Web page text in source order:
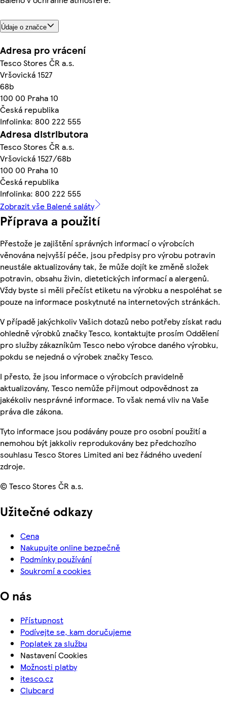
Údaje o značce
Adresa pro vrácení
Tesco Stores ČR a.s.
Vršovická 1527
68b
100 00 Praha 10
Česká republika
Infolinka: 800 222 555
Adresa distributora
Tesco Stores ČR a.s.
Vršovická 1527/68b
100 00 Praha 10
Česká republika
Infolinka: 800 222 555
Zobrazit vše Balené saláty
Příprava a použití
Přestože je zajištění správných informací o výrobcích
věnována nejvyšší péče, jsou předpisy pro výrobu potravin
neustále aktualizovány tak, že může dojít ke změně složek
potravin, obsahu živin, dietetických informací a alergenů.
Vždy byste si měli přečíst etiketu na výrobku a nespoléhat se
pouze na informace poskytnuté na internetových stránkách.
V případě jakýchkoliv Vašich dotazů nebo potřeby získat radu
ohledně výrobků značky Tesco, kontaktujte prosím Oddělení
pro služby zákazníkům Tesco nebo výrobce daného výrobku,
pokdu se nejedná o výrobek značky Tesco.
I přesto, že jsou informace o výrobcích pravidelně
aktualizovány, Tesco nemůže přijmout odpovědnost za
jakékoliv nesprávné informace. To však nemá vliv na Vaše
práva dle zákona.
Tyto informace jsou podávány pouze pro osobní použití a
nemohou být jakkoliv reprodukovány bez předchozího
souhlasu Tesco Stores Limited ani bez řádného uvedení
zdroje.
© Tesco Stores ČR a.s.
Užitečné odkazy
Cena
Nakupujte online bezpečně
Podmínky používání
Soukromí a cookies
O nás
Přístupnost
Podívejte se, kam doručujeme
Poplatek za službu
Nastavení Cookies
Možnosti platby
itesco.cz
Clubcard